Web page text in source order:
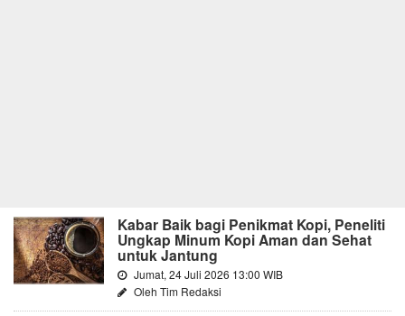
Kabar Baik bagi Penikmat Kopi, Peneliti
Ungkap Minum Kopi Aman dan Sehat
untuk Jantung
Jumat, 24 Juli 2026 13:00 WIB
Oleh Tim Redaksi